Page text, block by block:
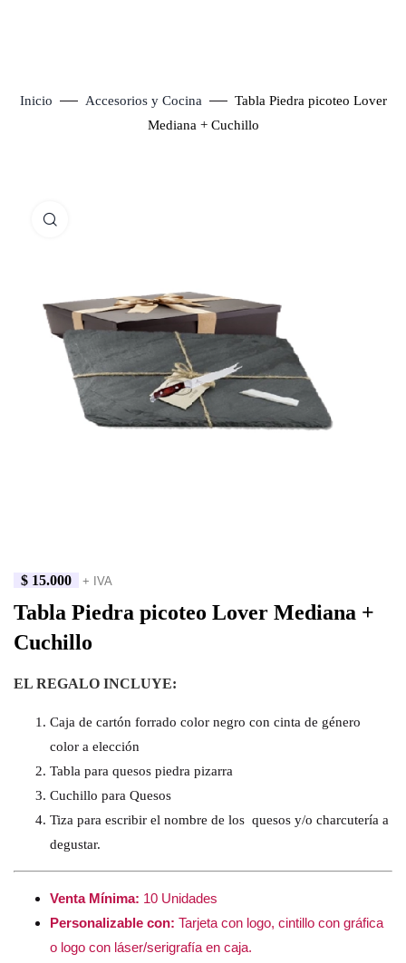
Inicio Accesorios y Cocina
Tabla Piedra picoteo Lover
Mediana + Cuchillo
$ 15.000 + IVA
Tabla Piedra picoteo Lover Mediana +
Cuchillo
EL REGALO INCLUYE:
Caja de cartón forrado color negro con cinta de género
color a elección
Tabla para quesos piedra pizarra
Cuchillo para Quesos
Tiza para escribir el nombre de los quesos y/o charcutería a
degustar.
Venta Mínima: 10 Unidades
Personalizable con: Tarjeta con logo, cintillo con gráfica
o logo con láser/serigrafía en caja.